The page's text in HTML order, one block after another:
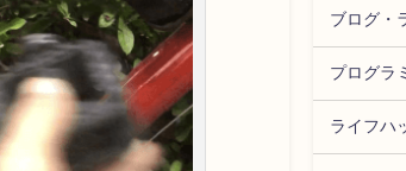
ブログ・
プログラ
ライフハ